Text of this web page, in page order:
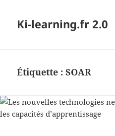
Ki-learning.fr 2.0
Étiquette :SOAR